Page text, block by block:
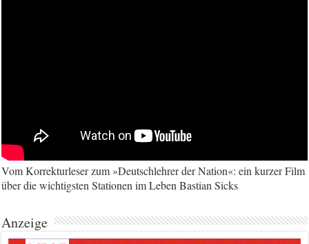
Vom Korrekturleser zum »Deutschlehrer der Nation«: ein kurzer Film
über die wichtigsten Stationen im Leben Bastian Sicks
Anzeige